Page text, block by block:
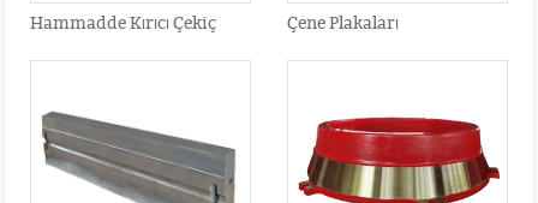
Hammadde Kırıcı Çekiç Çene Plakaları